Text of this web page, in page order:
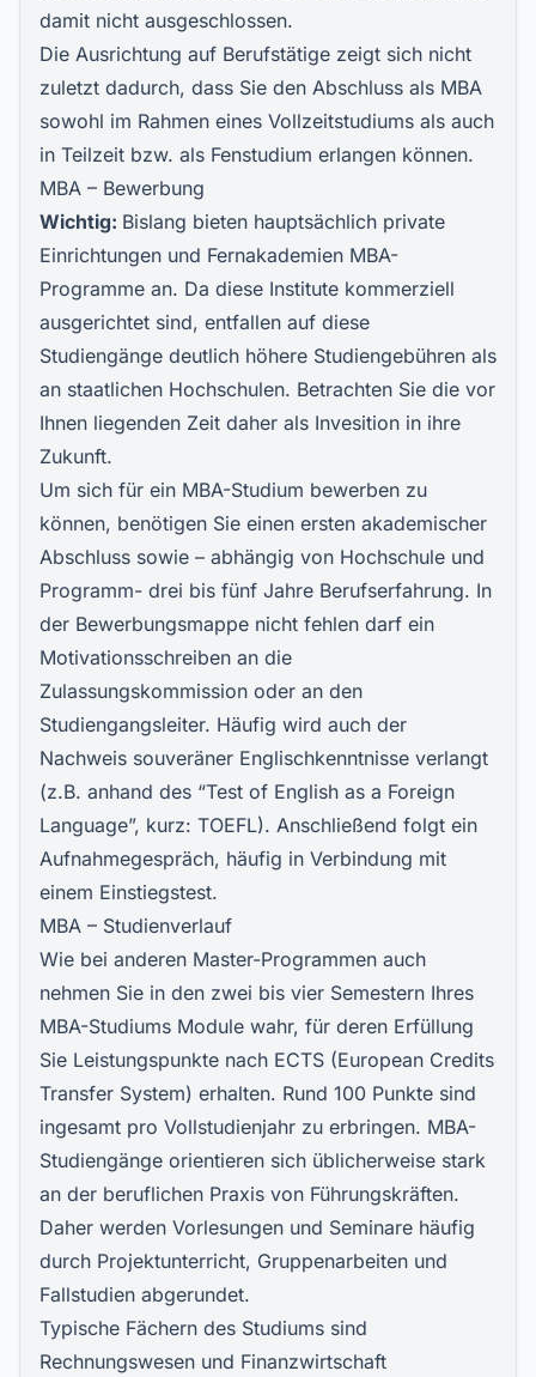
damit nicht ausgeschlossen.
Die Ausrichtung auf Berufstätige zeigt sich nicht
zuletzt dadurch, dass Sie den Abschluss als MBA
sowohl im Rahmen eines Vollzeitstudiums als auch
in Teilzeit bzw. als Fenstudium erlangen können.
MBA – Bewerbung
Wichtig: Bislang bieten hauptsächlich private
Einrichtungen und Fernakademien MBA-
Programme an. Da diese Institute kommerziell
ausgerichtet sind, entfallen auf diese
Studiengänge deutlich höhere Studiengebühren als
an staatlichen Hochschulen. Betrachten Sie die vor
Ihnen liegenden Zeit daher als Invesition in ihre
Zukunft.
Um sich für ein MBA-Studium bewerben zu
können, benötigen Sie einen ersten akademischer
Abschluss sowie – abhängig von Hochschule und
Programm- drei bis fünf Jahre Berufserfahrung. In
der Bewerbungsmappe nicht fehlen darf ein
Motivationsschreiben an die
Zulassungskommission oder an den
Studiengangsleiter. Häufig wird auch der
Nachweis souveräner Englischkenntnisse verlangt
(z.B. anhand des “Test of English as a Foreign
Language”, kurz: TOEFL). Anschließend folgt ein
Aufnahmegespräch, häufig in Verbindung mit
einem Einstiegstest.
MBA – Studienverlauf
Wie bei anderen Master-Programmen auch
nehmen Sie in den zwei bis vier Semestern Ihres
MBA-Studiums Module wahr, für deren Erfüllung
Sie Leistungspunkte nach ECTS (European Credits
Transfer System) erhalten. Rund 100 Punkte sind
ingesamt pro Vollstudienjahr zu erbringen. MBA-
Studiengänge orientieren sich üblicherweise stark
an der beruflichen Praxis von Führungskräften.
Daher werden Vorlesungen und Seminare häufig
durch Projektunterricht, Gruppenarbeiten und
Fallstudien abgerundet.
Typische Fächern des Studiums sind
Rechnungswesen und Finanzwirtschaft